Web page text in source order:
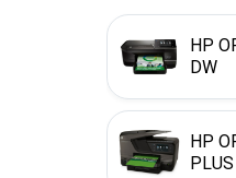
HP
DW
HP